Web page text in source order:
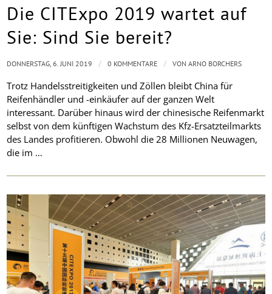
Die CITExpo 2019 wartet auf
Sie: Sind Sie bereit?
Trotz Handelsstreitigkeiten und Zöllen bleibt China für
Reifenhändler und -einkäufer auf der ganzen Welt
interessant. Darüber hinaus wird der chinesische Reifenmarkt
selbst von dem künftigen Wachstum des Kfz-Ersatzteilmarkts
des Landes profitieren. Obwohl die 28 Millionen Neuwagen,
die im …
DONNERSTAG, 6. JUNI 2019 / 0 KOMMENTARE / VONARNO BORCHERS